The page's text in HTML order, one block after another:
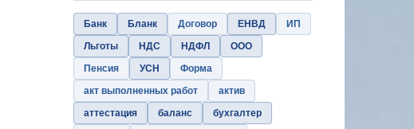
Банк Бланк Договор ЕНВД
ИП
Льготы
НДС НДФЛ
ООО
Пенсия
УСН
Форма
акт выполненных работ
актив
аттестация
баланс
бухгалтер